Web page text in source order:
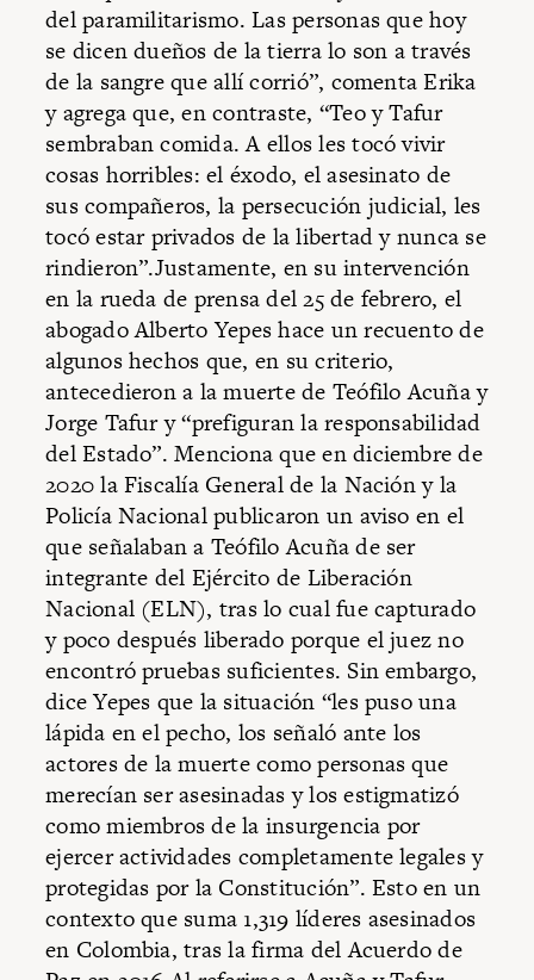
del paramilitarismo. Las personas que hoy
se dicen dueños de la tierra lo son a través
de la sangre que allí corrió”, comenta Erika
y agrega que, en contraste, “Teo y Tafur
sembraban comida. A ellos les tocó vivir
cosas horribles: el éxodo, el asesinato de
sus compañeros, la persecución judicial, les
tocó estar privados de la libertad y nunca se
rindieron”.Justamente, en su intervención
en la rueda de prensa del 25 de febrero, el
abogado Alberto Yepes hace un recuento de
algunos hechos que, en su criterio,
antecedieron a la muerte de Teófilo Acuña y
Jorge Tafur y “prefiguran la responsabilidad
del Estado”. Menciona que en diciembre de
2020 la Fiscalía General de la Nación y la
Policía Nacional publicaron un aviso en el
que señalaban a Teófilo Acuña de ser
integrante del Ejército de Liberación
Nacional (ELN), tras lo cual fue capturado
y poco después liberado porque el juez no
encontró pruebas suficientes. Sin embargo,
dice Yepes que la situación “les puso una
lápida en el pecho, los señaló ante los
actores de la muerte como personas que
merecían ser asesinadas y los estigmatizó
como miembros de la insurgencia por
ejercer actividades completamente legales y
protegidas por la Constitución”. Esto en un
contexto que suma 1,319 líderes asesinados
en Colombia, tras la firma del Acuerdo de